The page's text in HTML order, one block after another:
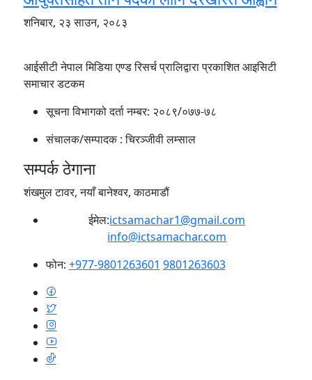
शनिबार, २३ साउन, २०८३
आईसीटी नेपाल मिडिया एण्ड रिसर्च प्रालिद्वारा प्रकाशित आइसिटी
समाचार डटकम
सूचना विभागको दर्ता नम्बर: २०८९/०७७-७८
संचालक/सम्पादक :चिरञ्जीवी लम्साल
सम्पर्क ठेगाना
शंखमुल टावर, नयाँ बानेश्वर, काठमाडौं
ईमेल:ictsamachar1@gmail.com
info@ictsamachar.com
फोन: +977-9801263601 9801263603